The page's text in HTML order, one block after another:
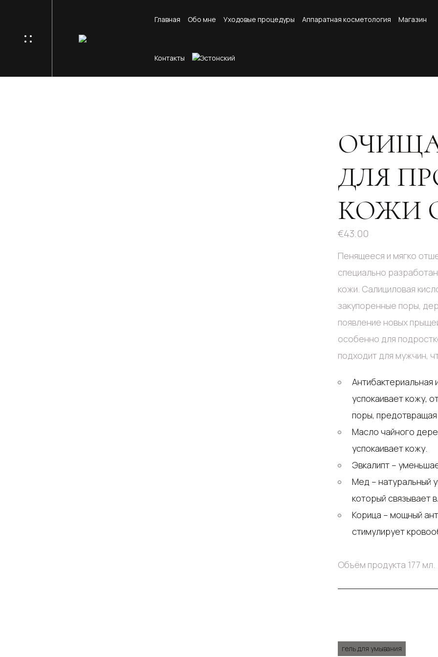
Главная Обо мне Уходовые процедуры Аппаратная косметология Магазин
Контакты
ДЛЯ
КОЖИ
€43.00
Пенящееся и мягко
специально
кожи. Салициловая
закупоренные поры,
появление новых
особенно для
подходит для мужчин,
Антибактериальная и противовоспалительная салициловая кислота
успокаивает кожу,
поры,
Масло чайного дерева – уменьшает воспаление и покраснение,
успокаивает кожу.
Эвкалипт –
Мед – натуральный увлажнитель с антибактериальными свойствами,
который связывает
Корица – мощный антиоксидант, который борется с воспалениями и
стимулирует
Объём продукта 177 мл.
гель для умывания